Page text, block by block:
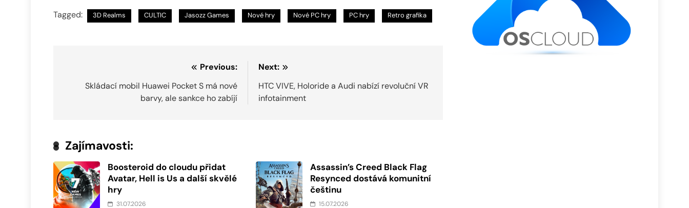
Tagged: 3D Realms CULTIC Jasozz Games Nové hry Nové PC hry PC hry Retro grafika
Previous:
Skládací mobil Huawei Pocket S má nové
barvy, ale sankce ho zabíjí
Next:
HTC VIVE, Holoride a Audi nabízí revoluční VR
infotainment
Zajímavosti:
Boosteroid do cloudu přidat
Avatar, Hell is Us a další skvělé
hry
31.07.2026
Assassin’s Creed Black Flag
Resynced dostává komunitní
češtinu
15.07.2026